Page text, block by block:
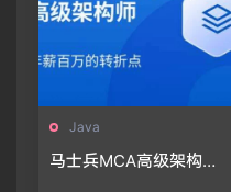
Java
马士兵MCA高级架构师